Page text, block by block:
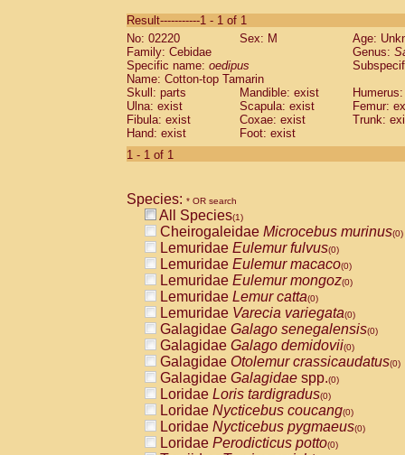
CebidaeSaguinus labiatus(0)
Cebidae Saguinus leucopus (0)
Cebidae
CebidaeSaguinus mystax
Cebidae Saguinus nigricollis (0)
Cebidae Saguinus oedipus
Cebidae Saguinus weddelli
Cebidae Saguinusspp.
Cebidae
CebidaeCebus capucinus
CebidaeCebus nigrivittatus
CebidaeCebus spp.(0)
CebidaeSaimiri boliviensis(0)
CebidaeSaimiri sciureus(0)
AtelidaeAlouatta caraya(0)
AtelidaeAlouatta fusca(0)
AtelidaeAlouatta seniculus(0)
AtelidaeAlouattaspp.(0)
AtelidaeAteles belzebuth(0)
AtelidaeAteles geoffroyi(0)
AtelidaeAteles paniscus(0)
AtelidaeAtelesspp.(0)
AtelidaeLagothrix lagothricha(0)
AtelidaeLagothrix lagothricha cana
PitheciidaeCacajao calvus
Result-----------1 - 1 of 1
No: 02220
Sex: M
Age:
Family: Cebidae
Genus:
Specific name: oedipus
Name: Cotton-top Tamarin
Skull: parts
Mandible: exist
Ulna: exist
Scapula: exist
Femur:
Fibula: exist
Coxae: exist
Trunk:
Hand: exist
Foot: exist
1 - 1 of 1
Species: * OR search
All Species(1)
Cheirogaleidae Microcebus murinus(0)
Lemuridae Eulemur fulvus(0)
Lemuridae Eulemur macaco(0)
Lemuridae Eulemur mongoz(0)
Lemuridae Lemur catta(0)
Lemuridae Varecia variegata(0)
Galagidae Galago senegalensis(0)
Galagidae Galago demidovii(0)
Galagidae Otolemur crassicaudatus(0)
Galagidae Galagidae spp.(0)
Loridae Loris tardigradus(0)
Loridae Nycticebus coucang(0)
Loridae Nycticebus pygmaeus(0)
Loridae Perodicticus potto(0)